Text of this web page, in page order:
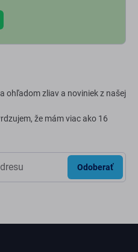
ohľadom zliav a noviniek z našej
že mám viac ako 16
Odoberať